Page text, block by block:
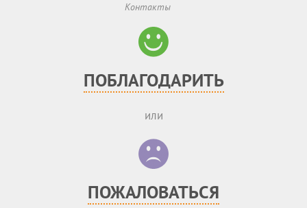
Контакты
ПОБЛАГОДАРИТЬ
или
ПОЖАЛОВАТЬСЯ